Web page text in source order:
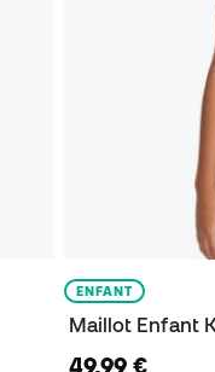
ENFANT
49,99 €